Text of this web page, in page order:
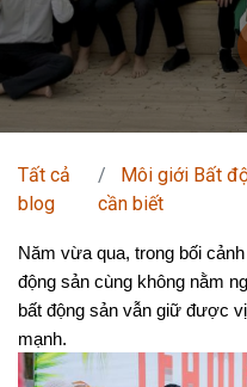
Tất cả
blog
Môi giới Bất
cần biết
Năm vừa qua, trong bối
động sản cùng không nằm
bất động sản vẫn giữ được
mạnh.